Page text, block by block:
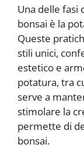
Una delle fasi
bonsai è la
Queste
stili unici,
estetico e
potatura, tra
serve a
stimolare la
permette di
bonsai.